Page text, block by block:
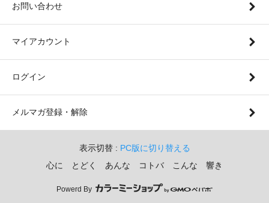
お問い合わせ
マイアカウント
ログイン
メルマガ登録・解除
表示切替 : PC版に切り替える
心に とどく あんな コトバ こんな 響き
Powerd By